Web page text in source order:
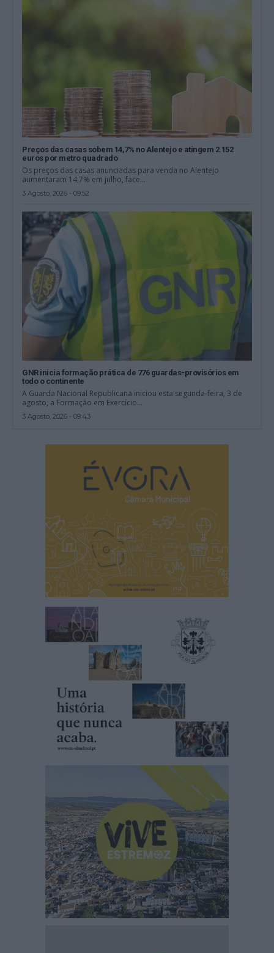
Preços das casas sobem 14,7% no Alentejo e atingem 2.152
euros por metro quadrado
Os preços das casas anunciadas para venda no Alentejo
aumentaram 14,7% em julho, face...
3 Agosto, 2026 - 09:52
GNR inicia formação prática de 776 guardas-provisórios em
todo o continente
A Guarda Nacional Republicana iniciou esta segunda-feira, 3 de
agosto, a Formação em Exercício...
3 Agosto, 2026 - 09:43